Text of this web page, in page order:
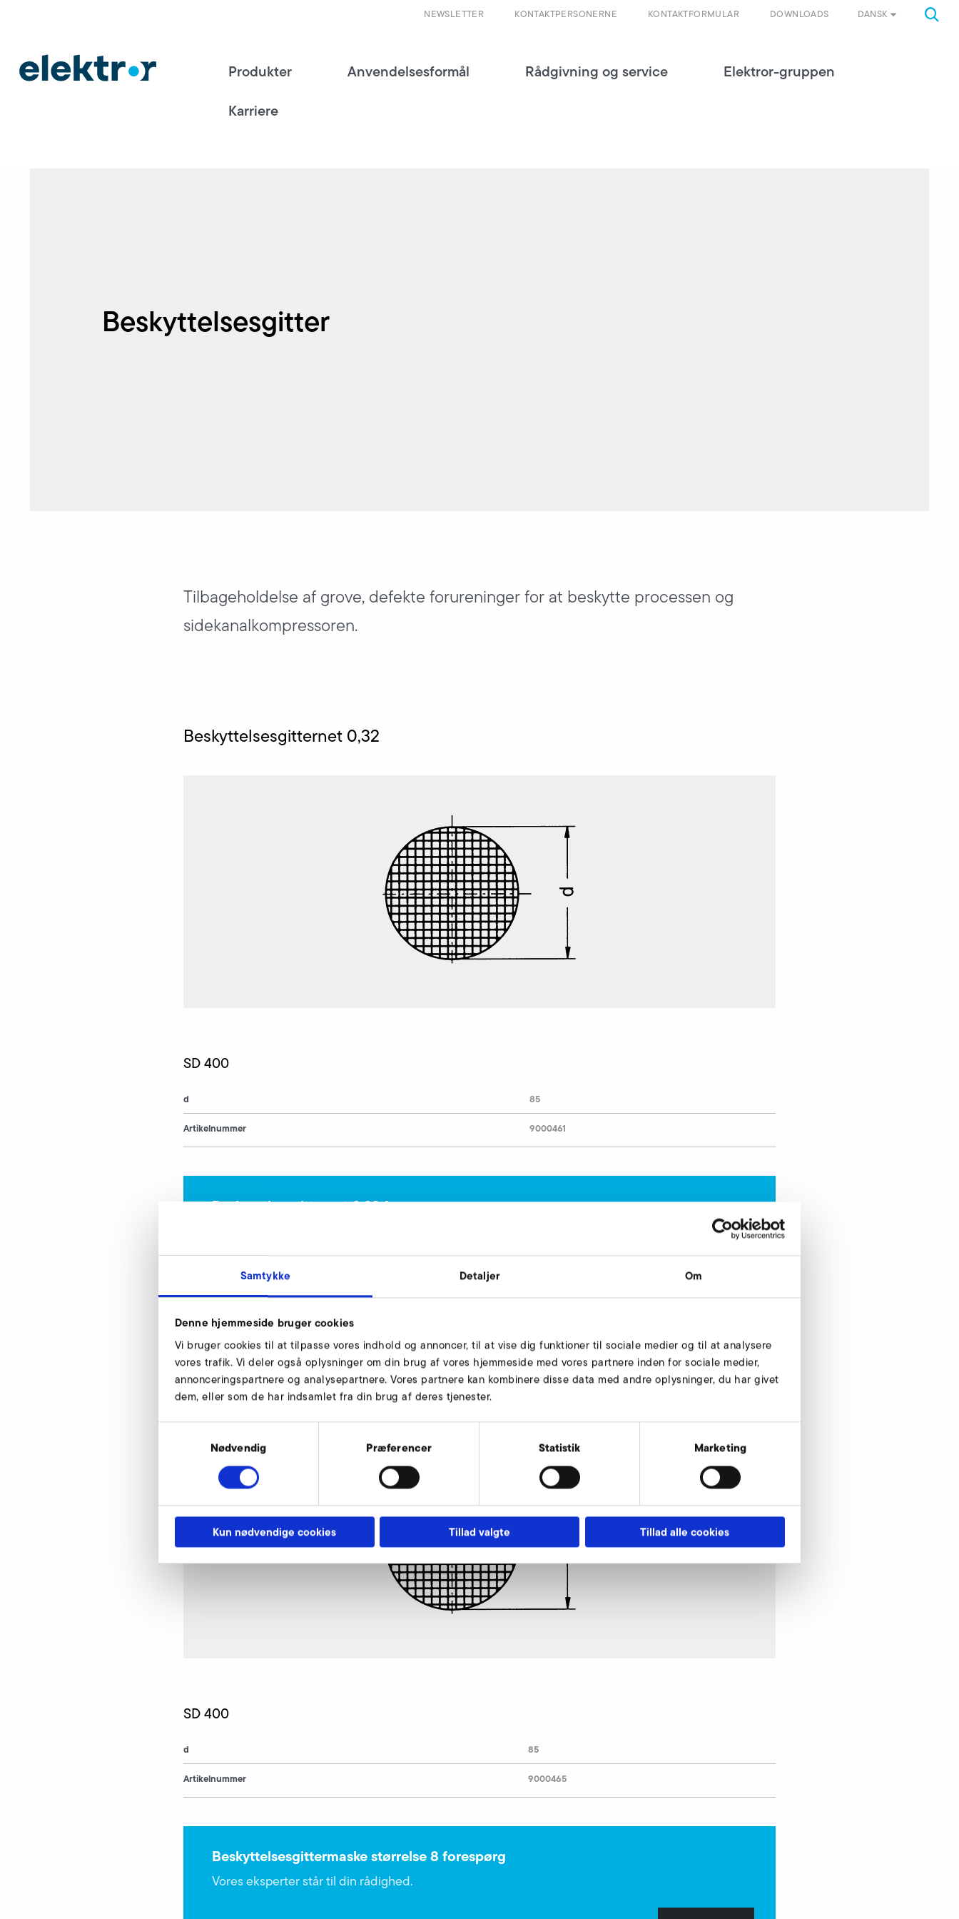
Samtykke Detaljer Om
Denne hjemmeside bruger cookies
Vi bruger cookies til at tilpasse vores indhold og annoncer, til at vise dig funktioner til sociale medier og til at analysere
vores trafik. Vi deler også oplysninger om din brug af vores hjemmeside med vores partnere inden for sociale medier,
annonceringspartnere og analysepartnere. Vores partnere kan kombinere disse data med andre oplysninger, du har givet
dem, eller som de har indsamlet fra din brug af deres tjenester.
Nødvendig Præferencer Statistik Marketing
Kun nødvendige cookies Tillad valgte Tillad alle cookies
DANSK
DOWNLOADS
KONTAKTFORMULAR
KONTAKTPERSONERNE
NEWSLETTER
Produkter Anvendelsesformål Rådgivning og service
Elektror-gruppen
Karriere
Beskyttelsesgitter
Tilbageholdelse af grove, defekte forureninger for at beskytte processen og
sidekanalkompressoren.
Beskyttelsesgitternet 0,32
SD 400
d
Artikelnummer
85
9000461
Beskyttelsesgitternet 0,32 forespørg
Forespørg nu
Beskyttelsesgittermaske størrelse 8
SD 400
d
Artikelnummer
85
9000465
Beskyttelsesgittermaske størrelse 8 forespørg
Vores eksperter står til din rådighed.